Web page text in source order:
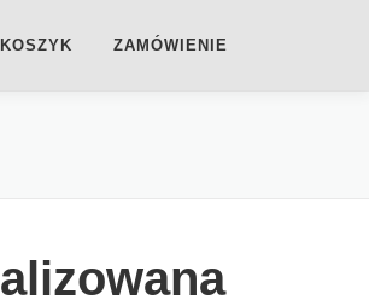
KOSZYK ZAMÓWIENIE